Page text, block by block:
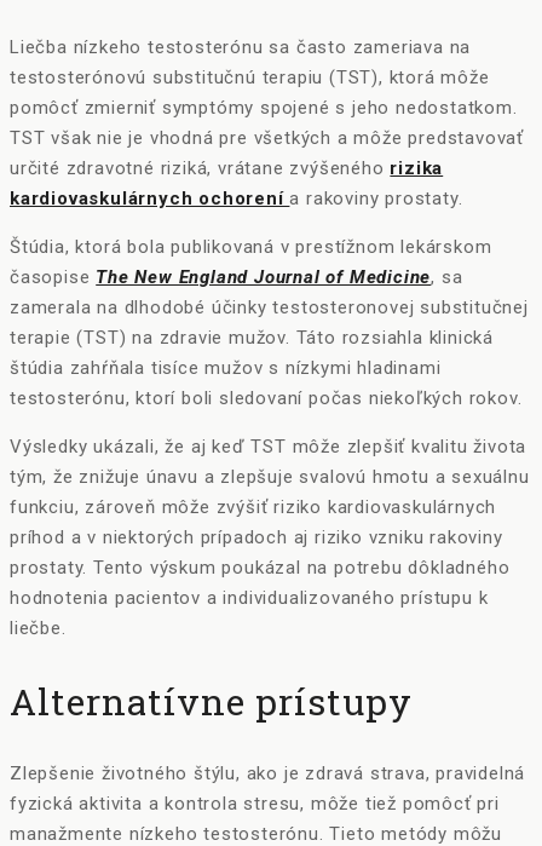
Liečba nízkeho testosterónu sa často zameriava na
testosterónovú substitučnú terapiu (TST), ktorá môže
pomôcť zmierniť symptómy spojené s jeho nedostatkom.
TST však nie je vhodná pre všetkých a môže predstavovať
určité zdravotné riziká, vrátane zvýšeného rizika
kardiovaskulárnych ochorenía rakoviny prostaty.
Štúdia, ktorá bola publikovaná v prestížnom lekárskom
časopise The New England Journal of Medicine, sa
zamerala na dlhodobé účinky testosteronovej substitučnej
terapie (TST) na zdravie mužov. Táto rozsiahla klinická
štúdia zahŕňala tisíce mužov s nízkymi hladinami
testosterónu, ktorí boli sledovaní počas niekoľkých rokov.
Výsledky ukázali, že aj keď TST môže zlepšiť kvalitu života
tým, že znižuje únavu a zlepšuje svalovú hmotu a sexuálnu
funkciu, zároveň môže zvýšiť riziko kardiovaskulárnych
príhod a v niektorých prípadoch aj riziko vzniku rakoviny
prostaty. Tento výskum poukázal na potrebu dôkladného
hodnotenia pacientov a individualizovaného prístupu k
liečbe.
Alternatívne prístupy
Zlepšenie životného štýlu, ako je zdravá strava, pravidelná
fyzická aktivita a kontrola stresu, môže tiež pomôcť pri
manažmente nízkeho testosterónu. Tieto metódy môžu